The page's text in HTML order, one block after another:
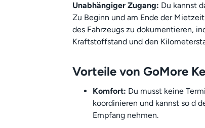
Unabhängiger Zugang: Du kannst
Zu Beginn und am Ende der
des Fahrzeugs zu dokumentieren,
Kraftstoffstand und den
Vorteile von GoMore
Komfort: Du musst keine
koordinieren und kannst so d
Empfang nehmen.